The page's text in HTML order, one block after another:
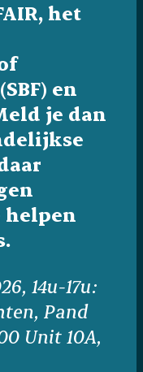
het
en
je dan
helpen
14u-17u:
Pand
Unit 10A,